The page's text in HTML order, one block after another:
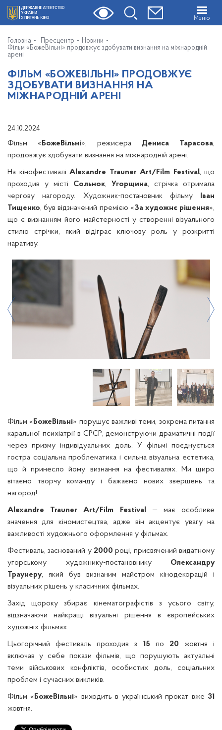
Меню
Головна Пресцентр
Новини
Фільм «БожеВільні» продовжує здобувати визнання на міжнародній
арені
ФІЛЬМ «БОЖЕВІЛЬНІ» ПРОДОВЖУЄ
ЗДОБУВАТИ ВИЗНАННЯ НА
МІЖНАРОДНІЙ АРЕНІ
24.10.2024
Фільм « БожеВільні», режисера Дениса Тарасова,
продовжує здобувати визнання на міжнародній арені.
На кінофестивалі Alexandre Trauner Art/Film Festival, що
проходив у місті Сольнок, Угорщина, стрічка отримала
чергову нагороду. Художник-постановник фільму
Іван
Тищенко, був відзначений премією «За художнє рішення»,
що є визнанням його майстерності у створенні візуального
стилю стрічки, який відіграє ключову роль у розкритті
наративу.
Фільм « БожеВільні» порушує важливі теми, зокрема питання
каральної психіатрії в СРСР, демонструючи драматичні події
через призму індивідуальних доль. У фільмі поєднується
гостра соціальна проблематика і сильна візуальна естетика,
що й принесло йому визнання на фестивалях. Ми щиро
вітаємо творчу команду і бажаємо нових звершень та
нагород!
Alexandre Trauner Art/Film Festival— має особливе
значення для кіномистецтва, адже він акцентує увагу на
важливості художнього оформлення у фільмах.
Фестиваль, заснований у 2000 році, присвячений видатному
угорському художнику-постановнику Олександру
Траунеру, який був визнаним майстром кінодекорацій і
візуальних рішень у класичних фільмах.
Захід щороку збирає кінематографістів з усього світу,
відзначаючи найкращі візуальні рішення в європейських
художніх фільмах.
Цьогорічний фестиваль проходив з 15по 20 жовтня і
включав у себе покази фільмів, що порушують актуальні
теми військових конфліктів, особистих доль, соціальних
проблем і сучасних викликів.
Фільм « БожеВільні» виходить в український прокат вже 31
жовтня.